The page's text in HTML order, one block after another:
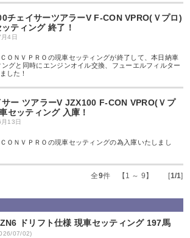
チェイサーツアラーV F-CON VPRO(Ｖプロ)
ティング 終了！
4日
ＯＮＶＰＲＯの現車セッティングが終了して、本日納車
グと同時にエンジンオイル交換、フューエルフィルター
した！
サー ツアラーV JZX100 F-CON VPRO(Ｖプ
セッティング 入庫！
13日
ＯＮＶＰＲＯの現車セッティングの為入庫いたしまし
全9件 【1 ～ 9】 [1/1]
ドリフト仕様 現車セッティング 197馬
07/02)